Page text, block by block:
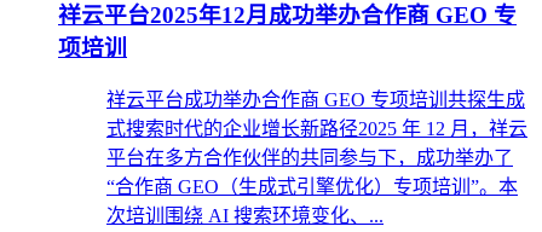
祥云平台2025年12月成功举办合作商 GEO 专
项培训
祥云平台成功举办合作商 GEO 专项培训共探生成
式搜索时代的企业增长新路径2025 年 12 月，祥云
平台在多方合作伙伴的共同参与下，成功举办了
“合作商 GEO（生成式引擎优化）专项培训”。本
次培训围绕 AI 搜索环境变化、...